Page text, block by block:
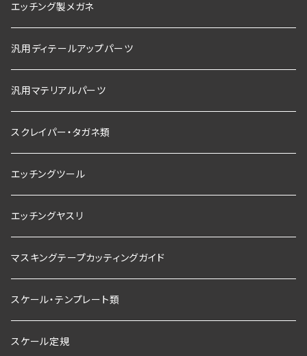
エッチング製メガネ
汎用ディテールアップパーツ
汎用マテリアルパーツ
スクレイパー・タガネ類
エッチングツール
エッチングヤスリ
マスキングテープカッティングガイド
スケール・テンプレート類
スケール定規